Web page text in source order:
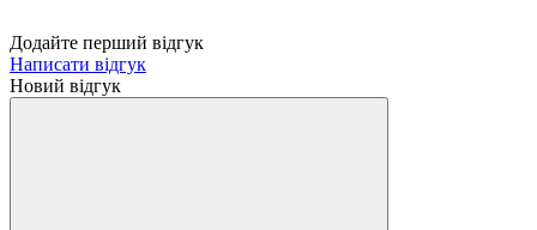
Додайте перший відгук
Написати відгук
Новий відгук